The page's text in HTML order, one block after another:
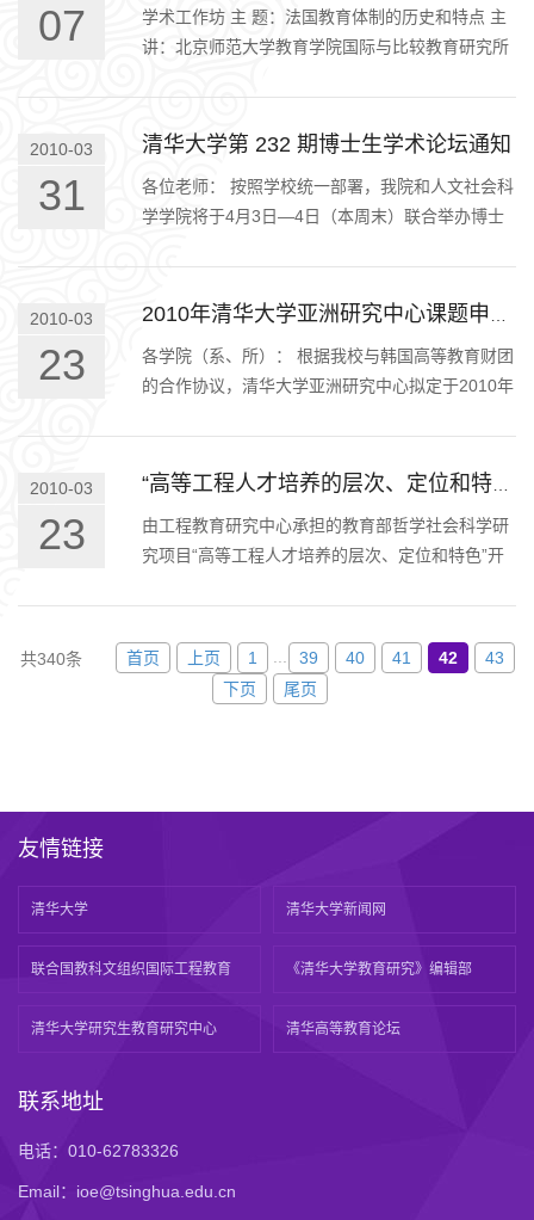
07
学术工作坊 主 题：法国教育体制的历史和特点 主
讲：北京师范大学教育学院国际与比较教育研究所
2010-03
31
清华大学第 232 期博士生学术论坛通知
各位老师： 按照学校统一部署，我院和人文社会科
学学院将于4月3日—4日（本周末）联合举办博士
2010-03
23
各学院（系、所）： 根据我校与韩国高等教育财团
的合作协议，清华大学亚洲研究中心拟定于2010年
2010-03
23
由工程教育研究中心承担的教育部哲学社会科学研
究项目“高等工程人才培养的层次、定位和特色”开
共340条 首页 上页 1 39 40 41 42
43
下页
尾页
友情链接
清华大学 清华大学新闻网
联合国教科文组织国际工程教育 《清华大学教育研究》编辑部
清华大学研究生教育研究中心 清华高等教育论坛
联系地址
电话：010-62783326
Email：ioe@tsinghua.edu.cn